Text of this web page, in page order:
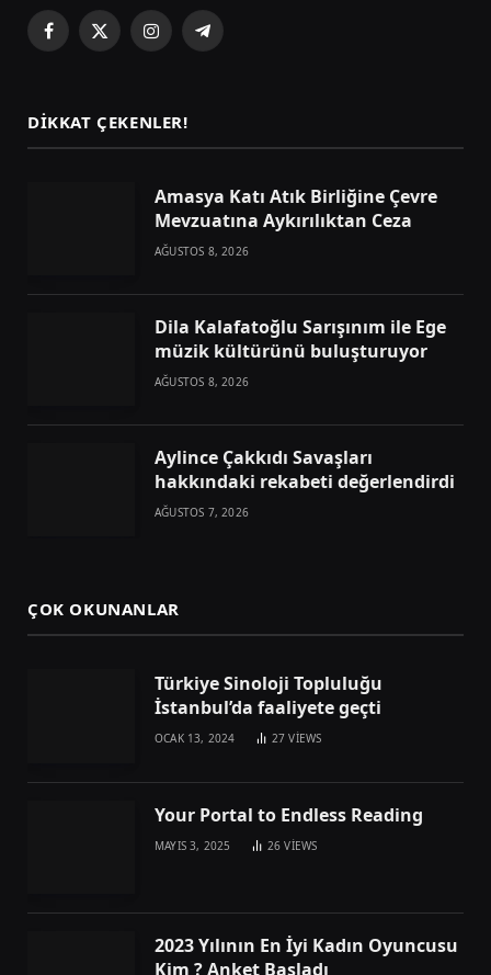
Facebook
X
InstagramTelegram
DIKKAT ÇEKENLER!
Amasya Katı Atık Birliğine Çevre
Mevzuatına Aykırılıktan Ceza
AĞUSTOS 8, 2026
Dila Kalafatoğlu Sarışınım ile Ege
müzik kültürünü buluşturuyor
AĞUSTOS 8, 2026
Aylince Çakkıdı Savaşları
hakkındaki rekabeti değerlendirdi
AĞUSTOS 7, 2026
ÇOK OKUNANLAR
Türkiye Sinoloji Topluluğu
İstanbul’da faaliyete geçti
OCAK 13, 2024 27VIEWS
Your Portal to Endless Reading
MAYIS 3, 2025 26VIEWS
2023 Yılının En İyi Kadın Oyuncusu
Kim ? Anket Başladı